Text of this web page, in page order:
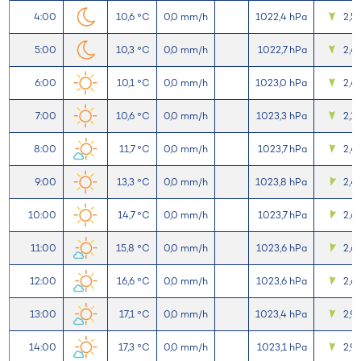
4:00 10,6 °C 0,0 mm/h 1022,4 hPa 2,5
5:00 10,3 °C 0,0 mm/h 1022,7 hPa 2,4
6:00 10,1 °C 0,0 mm/h 1023,0 hPa 2,4
7:00 10,6 °C 0,0 mm/h 1023,3 hPa 2,1
8:00 11,7 °C 0,0 mm/h 1023,7 hPa 2,4
9:00 13,3 °C 0,0 mm/h 1023,8 hPa 2,4
10:00 14,7 °C 0,0 mm/h 1023,7 hPa 2,6
11:00 15,8 °C 0,0 mm/h 1023,6 hPa 2,6
12:00 16,6 °C 0,0 mm/h 1023,6 hPa 2,6
13:00 17,1 °C 0,0 mm/h 1023,4 hPa 2,9
14:00 17,3 °C 0,0 mm/h 1023,1 hPa 2,9